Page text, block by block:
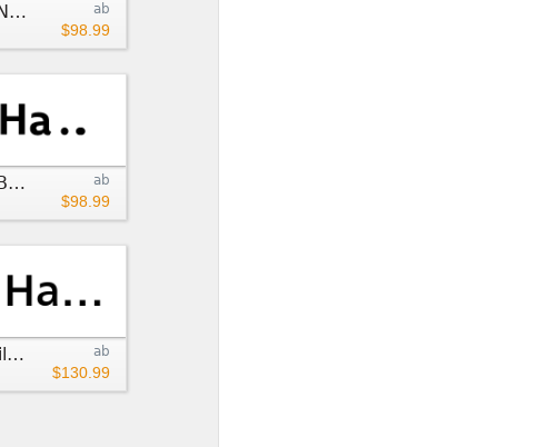
ab
$98.99
Lisboa Sans Tamil Normal
ab
$98.99
Lisboa Sans Tamil Bold
ab
$130.99
Neue Frutiger Tamil Medium